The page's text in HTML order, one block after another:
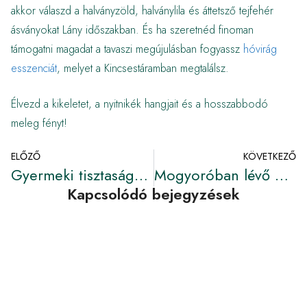
akkor válaszd a halványzöld, halványlila és áttetsző tejfehér
ásványokat Lány időszakban. És ha szeretnéd finoman
támogatni magadat a tavaszi megújulásban fogyassz hóvirág
esszenciát, melyet a Kincsestáramban megtalálsz.
Élvezd a kikeletet, a nyitnikék hangjait és a hosszabbodó
meleg fényt!
ELŐZŐ
Gyermeki tisztaságot és könnyedséget hozó Újhold
KÖVETKEZŐ
Mogyoróban lévő mágikus erő
Kapcsolódó bejegyzések